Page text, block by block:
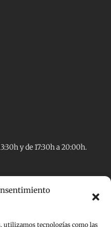
utilizamos tecnologías como las
y de 17:30h a 20:00h.